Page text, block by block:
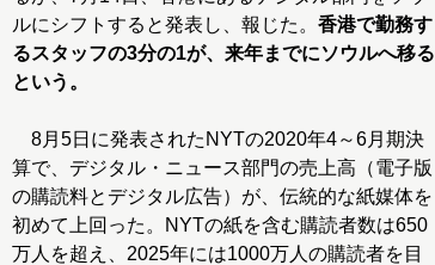
ルにシフトすると発表し、報じた。 香港で勤務す
るスタッフの3分の1が、来年までにソウルへ移る
という。
8月5日に発表されたNYTの2020年4～6月期決
算で、デジタル・ニュース部門の売上高（電子版
の購読料とデジタル広告）が、伝統的な紙媒体を
初めて上回った。NYTの紙を含む購読者数は650
万人を超え、2025年には1000万人の購読者を目